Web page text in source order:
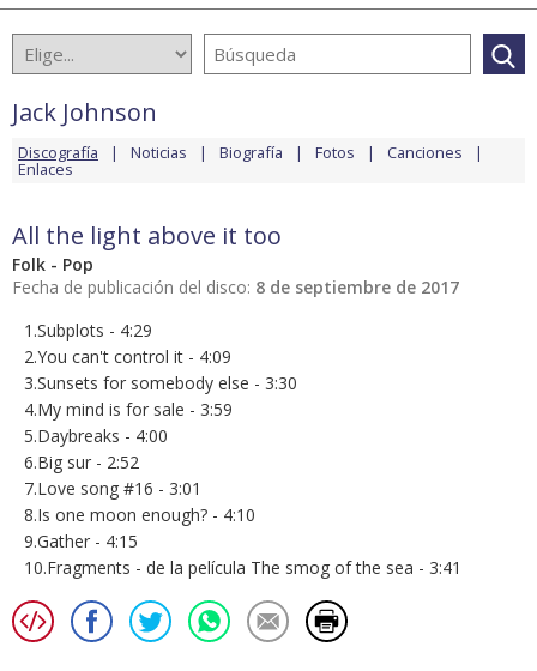
Jack Johnson
Discografía Noticias Biografía Fotos Canciones
Enlaces
All the light above it too
Folk - Pop
Fecha de publicación del disco: 8 de septiembre de 2017
1.Subplots - 4:29
2.You can't control it - 4:09
3.Sunsets for somebody else - 3:30
4.My mind is for sale - 3:59
5.Daybreaks - 4:00
6.Big sur - 2:52
7.Love song #16 - 3:01
8.Is one moon enough? - 4:10
9.Gather - 4:15
10.Fragments - de la película The smog of the sea - 3:41